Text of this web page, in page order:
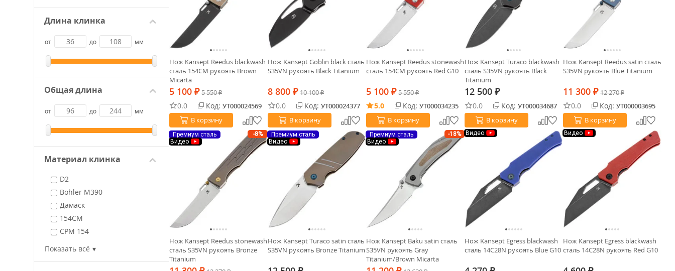
Tanto (american)
Длина клинка
от до мм
Общая длина
от до мм
Материал клинка
D2
Bohler M390
Дамаск
154CM
CPM 154
CPM 20CV
Показать всё
Нож Kansept Reedus blackwash
сталь 154CM рукоять Brown
Micarta
5 100 ₽ 5 550₽
0.0 Код: УТ000024569
В корзину
Нож Kansept Goblin black сталь
S35VN рукоять Black Titanium
8 800 ₽ 10 100₽
0.0 Код: УТ000024377
В корзину
Нож Kansept Reedus stonewash
сталь 154CM рукоять Red G10
5 100 ₽ 5 550₽
5.0 Код: УТ000034235
В корзину
Нож Kansept Turaco blackwash
сталь S35VN рукоять Black
Titanium
12 500 ₽
0.0 Код: УТ000034687
В корзину
Нож Kansept Reedus satin сталь
S35VN рукоять Blue Titanium
11 300 ₽ 12 270₽
0.0 Код: УТ000003695
В корзину
-8%
Премиум сталь
Видео
Нож Kansept Reedus stonewash
сталь S35VN рукоять Bronze
Titanium
Премиум сталь
Видео
Нож Kansept Turaco satin сталь
S35VN рукоять Bronze Titanium
-18%
Премиум сталь
Видео
Нож Kansept Baku satin сталь
S35VN рукоять Gray
Titanium/Brown Micarta
Видео
Нож Kansept Egress blackwash
сталь 14C28N рукоять Blue G10
Видео
Нож Kansept Egress blackwash
сталь 14C28N рукоять Red G10